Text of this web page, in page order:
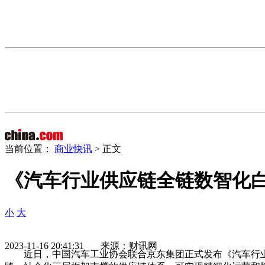
当前位置： 商业快讯 > 正文
《汽车行业供应链全链数智
小 大
2023-11-16 20:41:31 来源：财讯网
近日，中国汽车工业协会联合京东集团正式发布《汽车